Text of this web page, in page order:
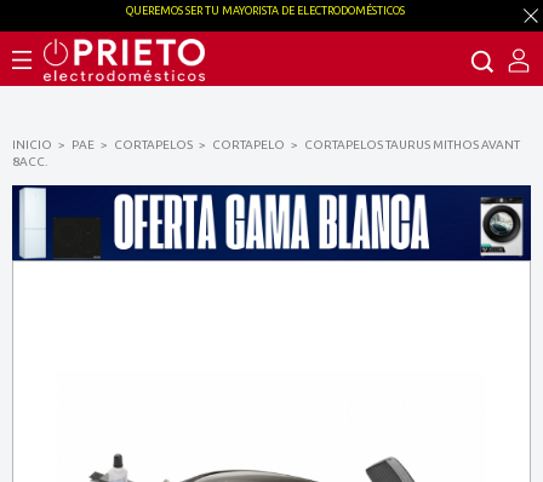
INICIO PAE CORTAPELOS CORTAPELO
CORTAPELOS TAURUS MITHOS AVANT
8ACC.
QUEREMOS SER TU MAYORISTA DE ELECTRODOMÉSTICOS